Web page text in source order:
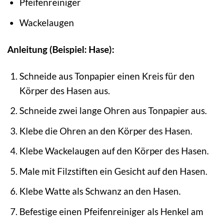
Pfeifenreiniger
Wackelaugen
Anleitung (Beispiel: Hase):
Schneide aus Tonpapier einen Kreis für den
Körper des Hasen aus.
Schneide zwei lange Ohren aus Tonpapier aus.
Klebe die Ohren an den Körper des Hasen.
Klebe Wackelaugen auf den Körper des Hasen.
Male mit Filzstiften ein Gesicht auf den Hasen.
Klebe Watte als Schwanz an den Hasen.
Befestige einen Pfeifenreiniger als Henkel am